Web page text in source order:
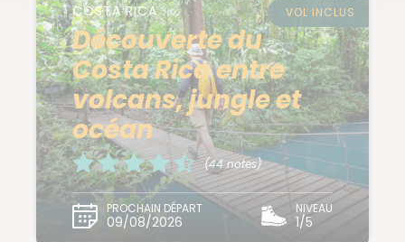
COSTA RICA
Découverte du
Costa Rica entre
volcans, jungle et
océan
(44 notes)
PROCHAIN DÉPART
09/08/2026
NIVEAU
1/5
VOL INCLUS